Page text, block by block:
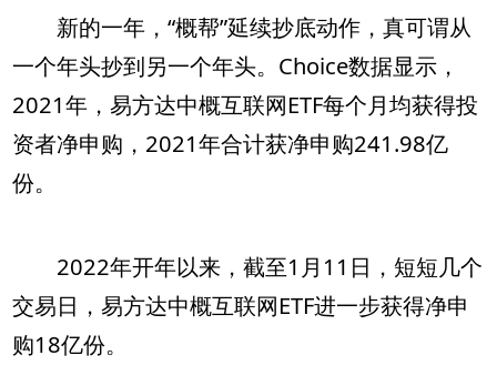
新的一年，“概帮”延续抄底动作，真可谓从
一个年头抄到另一个年头。Choice数据显示，
2021年，易方达中概互联网ETF每个月均获得投
资者净申购，2021年合计获净申购241.98亿
份。
2022年开年以来，截至1月11日，短短几个
交易日，易方达中概互联网ETF进一步获得净申
购18亿份。